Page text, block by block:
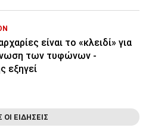
είναι το «κλειδί» για
των τυφώνων -
εξηγεί
ΟΙ ΕΙΔΗΣΕΙΣ